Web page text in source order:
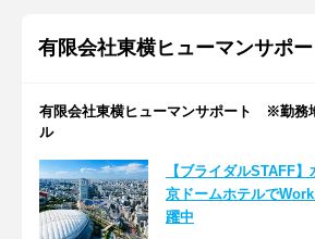
有限会社東横ヒューマンサポー
有限会社東横ヒューマンサポート ※勤務
ル
【ブライダルSTAFF
京ドームホテルで
躍中